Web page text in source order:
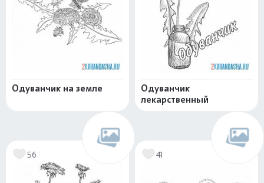
Одуванчик на земле
Одуванчик
лекарственный
56 41